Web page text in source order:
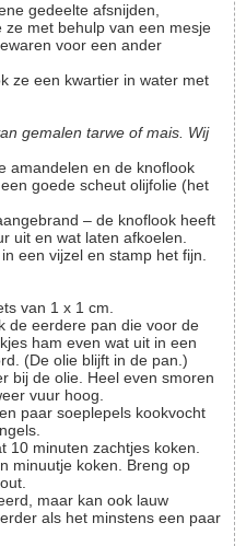
met behulp van een mesje
voor een ander
goede scheut olijfolie (het
uit en wat laten afkoelen.
van 1 x 1 cm.
ham even wat uit in een
(De olie blijft in de pan.)
vuur hoog.
minuutje koken. Breng op
als het minstens een paar